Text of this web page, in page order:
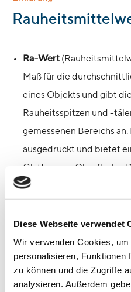
Diese Webseite verwendet
Wir verwenden Cookies,
personalisieren, Funktionen
zu können und die Zugriffe
analysieren. Außerdem
Ra-Wert
Maß für die
eines Objekts und gibt
Rauheitsspitzen und -
gemessenen Bereichs
ausgedrückt und bietet
Glätte einer Oberfläche.
arithmetische Mittel der
allgemeine Vorstellung
Spitzen oder Tiefen zu
Rz-Wert(Gemittelte